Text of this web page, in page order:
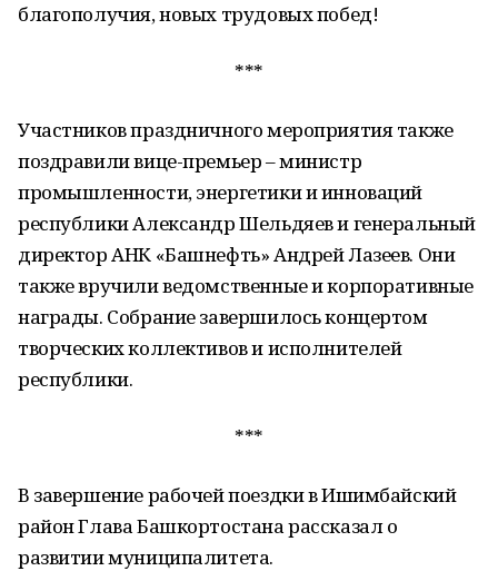
благополучия, новых трудовых побед!
***
Участников праздничного мероприятия также
поздравили вице-премьер – министр
промышленности, энергетики и инноваций
республики Александр Шельдяев и генеральный
директор АНК «Башнефть» Андрей Лазеев. Они
также вручили ведомственные и корпоративные
награды. Собрание завершилось концертом
творческих коллективов и исполнителей
республики.
***
В завершение рабочей поездки в Ишимбайский
район Глава Башкортостана рассказал о
развитии муниципалитета.